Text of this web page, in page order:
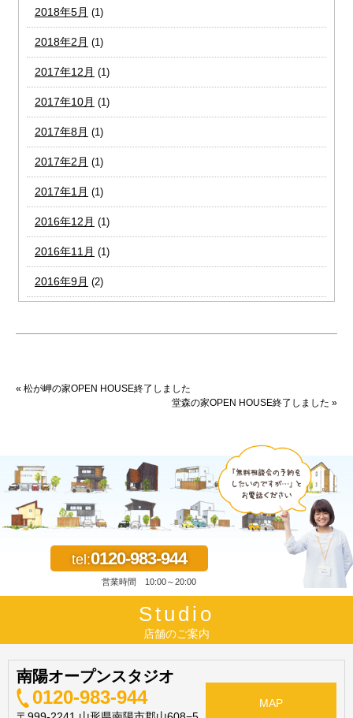
2018年5月 (1)
2018年2月 (1)
2017年12月 (1)
2017年10月 (1)
2017年8月 (1)
2017年2月 (1)
2017年1月 (1)
2016年12月 (1)
2016年11月 (1)
2016年9月 (2)
« 松が岬の家OPEN HOUSE終了しました
堂森の家OPEN HOUSE終了しました »
tel:0120-983-944
営業時間 10:00～20:00
Studio
店舗のご案内
南陽オープンスタジオ
0120-983-944 MAP